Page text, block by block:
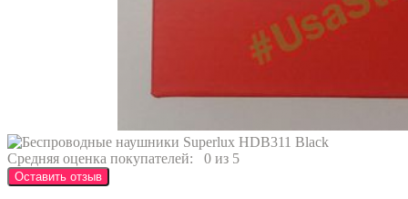
Средняя оценка покупателей: 0 из 5
Оставить отзыв